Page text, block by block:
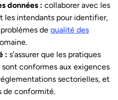
données : collaborer avec les
les intendants pour identifier,
de qualité des
: s’assurer que les pratiques
conformes aux exigences
sectorielles, et
de conformité.